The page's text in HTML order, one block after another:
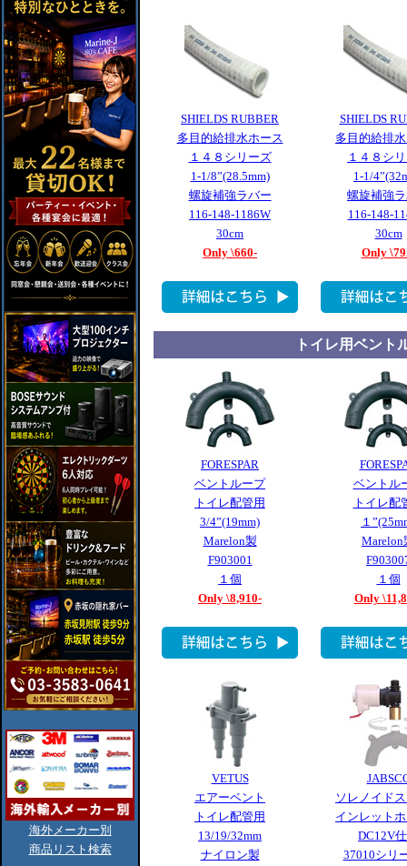
海外メーカー別
商品リスト検索
SHIELDS RUBBER
多目的給排水ホース
１４８シリーズ
1-1/8”(28.5mm)
螺旋補強ラバー
116-148-1186W
30cm
Only \660-
SHIELDS
多目的給排
１４８シ
1-1/
螺旋補強
116-148-
30cm
Only
トイレ用ベント
FORESPAR
ベントループ
トイレ配管用
3/4”(19mm)
Marelon製
F903001
１個
Only \8,910-
ベントル
トイレ配
１
Marelon
１個
Only
VETUS
エアーベント
トイレ配管用
13/19/32mm
ナイロン製
ソレノイド
インレット
DC12V
37010シリ